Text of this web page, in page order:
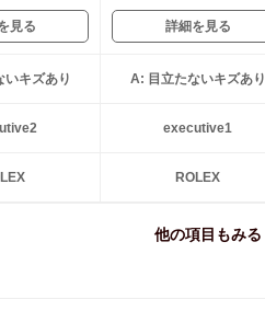
見る 詳細を見る
いキズあり A: 目立たないキズあり
executive1
ROLEX
他の項目もみる